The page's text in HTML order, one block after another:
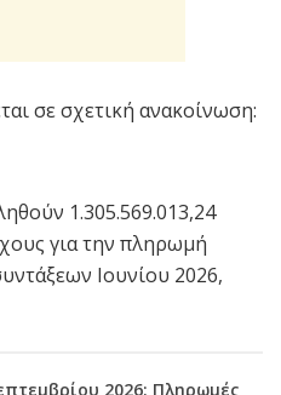
σε σχετική ανακοίνωση:
1.305.569.013,24
για την πληρωμή
Ιουνίου 2026,
2026: Πληρωμές